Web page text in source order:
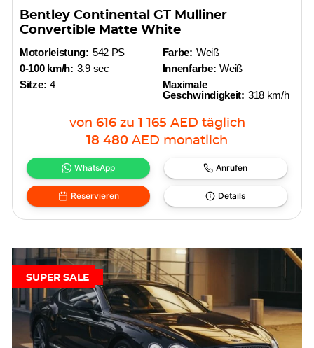
Bentley Continental GT Mulliner
Convertible Matte White
Motorleistung: 542 PS
0-100 km/h: 3.9 sec
Sitze: 4
Farbe: Weiß
Innenfarbe: Weiß
Maximale
Geschwindigkeit: 318 km/h
von 616 zu 1 165 AED täglich
18 480 AED monatlich
WhatsApp Anrufen
Reservieren Details
SUPER SALE